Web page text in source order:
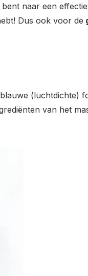
naar een
Dus ook voor de
(luchtdichte)
van het